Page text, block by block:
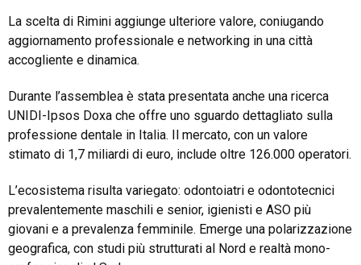
La scelta di Rimini aggiunge ulteriore valore, coniugando
aggiornamento professionale e networking in una città
accogliente e dinamica.
Durante l’assemblea è stata presentata anche una ricerca
UNIDI-Ipsos Doxa che offre uno sguardo dettagliato sulla
professione dentale in Italia. Il mercato, con un valore
stimato di 1,7 miliardi di euro, include oltre 126.000 operatori.
L’ecosistema risulta variegato: odontoiatri e odontotecnici
prevalentemente maschili e senior, igienisti e ASO più
giovani e a prevalenza femminile. Emerge una polarizzazione
geografica, con studi più strutturati al Nord e realtà mono-